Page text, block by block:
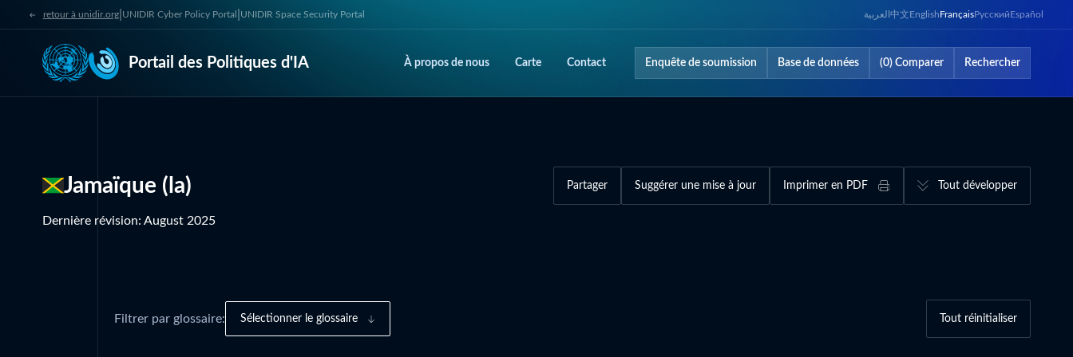
retour à unidir.org| UNIDIR Cyber Policy Portal UNIDIR Space Security Portal العربية 中文EnglishFrançaisРусскийEspañol
Portail des Politiques d'IA À propos de nous Carte Contact Enquête de soumission Base de données (0) Comparer Rechercher
Jamaïque (la)
Dernière révision: August 2025
Partager Suggérer une mise à jour Imprimer en PDF Tout développer
Filtrer par glossaire: Sélectionner le glossaire Tout réinitialiser